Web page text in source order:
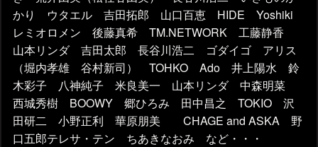
かり ウタエル 吉田拓郎 山口百恵 HIDE Yoshiki
レミオロメン 後藤真希 TM.NETWORK 工藤静香
山本リンダ 吉田太郎 長谷川浩二 ゴダイゴ アリス
（堀内孝雄 谷村新司） TOHKO Ado 井上陽水 鈴
木彩子 八神純子 米良美一 山本リンダ 中森明菜
西城秀樹 BOOWY 郷ひろみ 田中昌之 TOKIO 沢
田研二 小野正利 華原朋美 CHAGE and ASKA 野
口五郎テレサ・テン ちあきなおみ など・・・